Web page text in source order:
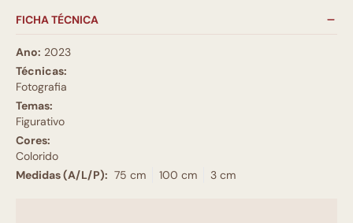
FICHA TÉCNICA
Ano: 2023
Técnicas:
Fotografia
Temas:
Figurativo
Cores:
Colorido
Medidas (A/L/P): 75 cm 100 cm 3 cm